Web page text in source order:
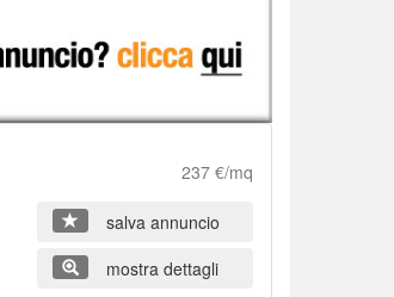
237 €/mq
salva annuncio
mostra dettagli